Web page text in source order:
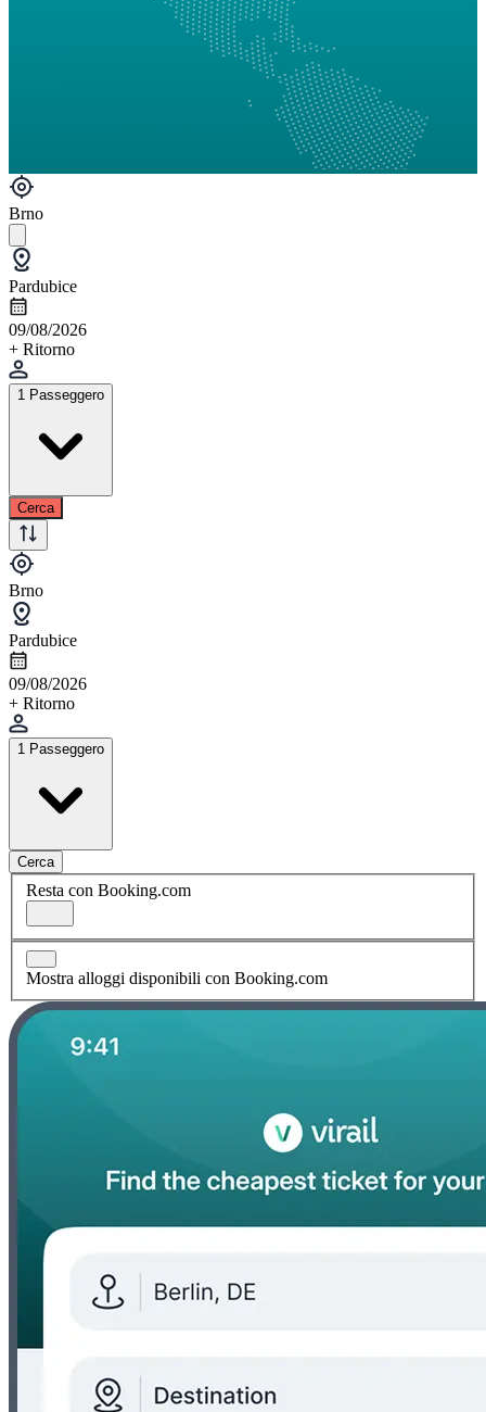
Brno
Pardubice
09/08/2026
+ Ritorno
1 Passeggero
Cerca
Brno
Pardubice
09/08/2026
+ Ritorno
1 Passeggero
Cerca
Resta con Booking.com
Mostra alloggi disponibili con Booking.com